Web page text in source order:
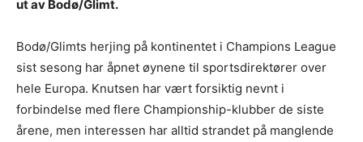
ut av Bodø/Glimt.
Bodø/Glimts herjing på kontinentet i Champions League
sist sesong har åpnet øynene til sportsdirektører over
hele Europa. Knutsen har vært forsiktig nevnt i
forbindelse med flere Championship-klubber de siste
årene, men interessen har alltid strandet på manglende